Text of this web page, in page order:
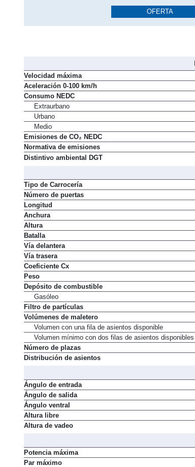
OFERTA
Velocidad máxima
Aceleración 0-100 km/h
Consumo NEDC
Extraurbano
Urbano
Medio
Emisiones de CO₂ NEDC
Normativa de emisiones
Distintivo ambiental DGT
Tipo de Carrocería
Número de puertas
Longitud
Anchura
Altura
Batalla
Vía delantera
Vía trasera
Coeficiente Cx
Peso
Depósito de combustible
Gasóleo
Filtro de partículas
Volúmenes de maletero
Volumen con una fila de asientos disponible
Volumen mínimo con dos filas de asientos disponibles
Número de plazas
Distribución de asientos
Ángulo de entrada
Ángulo de salida
Ángulo ventral
Altura libre
Altura de vadeo
Potencia máxima
Par máximo